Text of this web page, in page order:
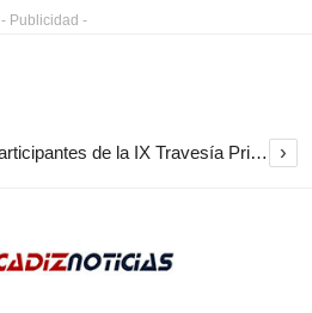
- Publicidad -
Actividades culturales en los espacios de la Junta en Cádiz durante agosto: exposiciones, visitas guiadas y jazz en Baelo Claudia ›